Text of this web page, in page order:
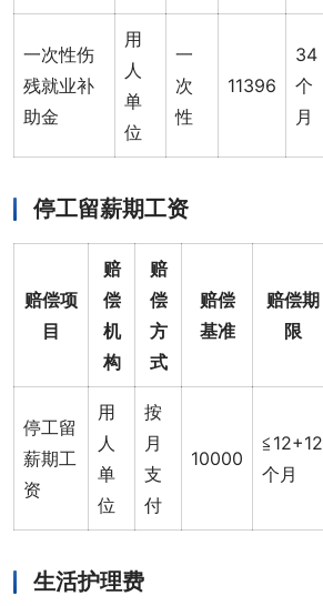
一次性伤
残就业补
助金
用
人
单
位
一
次
性
11396
34
个
月
停工留薪期工资
赔偿项
目
赔
偿
机
构
赔
偿
方
式
赔偿
基准
赔偿期
限
停工留
薪期工
资
用
人
单
位
按
月
支
付
10000
≦12+12
个月
生活护理费